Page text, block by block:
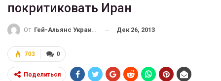
покритиковать Иран
От Гей-Альянс Украина Дек 26, 2013
0
703
Поделиться